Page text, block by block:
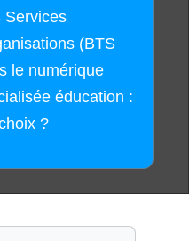
Services
(BTS
le numérique
éducation :
?